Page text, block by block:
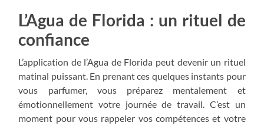
L’Agua de Florida : un rituel de
confiance
L’application de l’Agua de Florida peut devenir un rituel
matinal puissant. En prenant ces quelques instants pour
vous parfumer, vous préparez mentalement et
émotionnellement votre journée de travail. C’est un
moment pour vous rappeler vos compétences et votre